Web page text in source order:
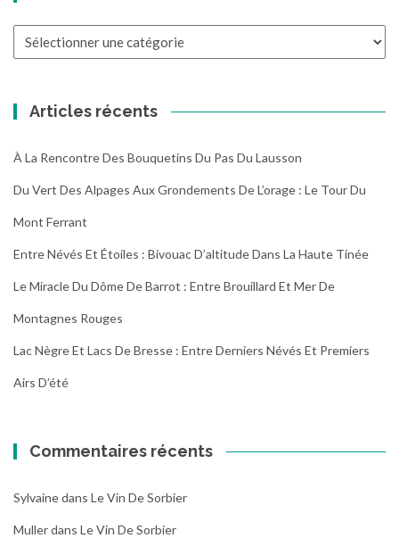
Articles récents
À La Rencontre Des Bouquetins Du Pas Du Lausson
Du Vert Des Alpages Aux Grondements De L’orage : Le Tour Du
Mont Ferrant
Entre Névés Et Étoiles : Bivouac D’altitude Dans La Haute Tinée
Le Miracle Du Dôme De Barrot : Entre Brouillard Et Mer De
Montagnes Rouges
Lac Nègre Et Lacs De Bresse : Entre Derniers Névés Et Premiers
Airs D’été
Commentaires récents
Sylvainedans Le Vin De Sorbier
Mullerdans Le Vin De Sorbier